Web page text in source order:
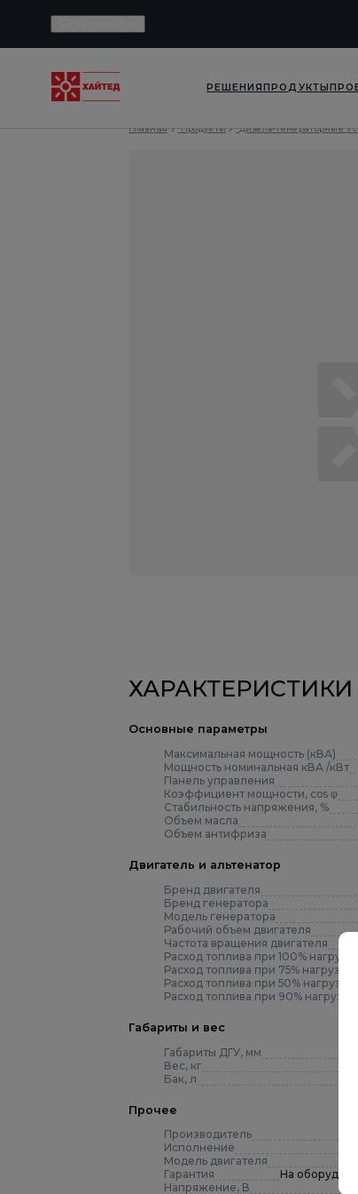
РЕШЕНИЯ ПРОДУКТЫ
Главная Продукты Дизель-Генераторные
ХАРАКТЕРИСТИКИ
Основные параметры
Максимальная мощность (кВА)
Мощность номинальная кВА /кВт
Панель управления
Коэффициент мощности, cos φ
Стабильность напряжения, %
Объем масла
Объем антифриза
Двигатель и альтенатор
Бренд двигателя
Бренд генератора
Модель генератора
Рабочий объем двигателя
Частота вращения двигателя
Расход топлива при 100%
Расход топлива при 75%
Расход топлива при 50%
Расход топлива при 90%
Габариты и вес
Габариты ДГУ, мм
Вес, кг
Бак, л
Прочее
Производитель
Исполнение
Модель двигателя
Гарантия
На
Напряжение, В